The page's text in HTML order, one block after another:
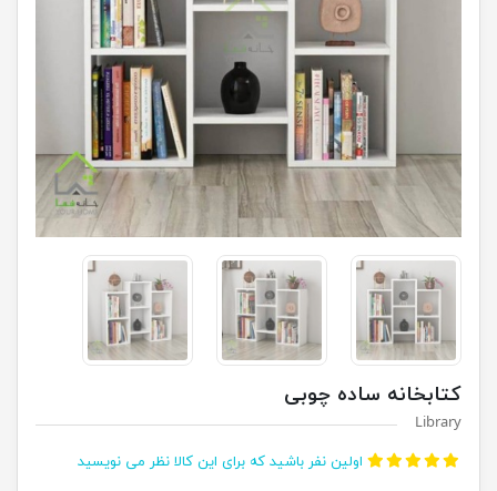
کتابخانه ساده چوبی
Library
اولین نفر باشید که برای این کالا نظر می نویسید